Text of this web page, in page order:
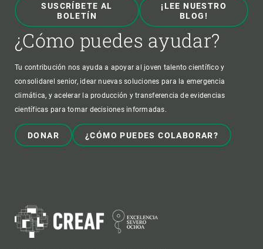
SUSCRÍBETE AL
BOLETÍN
¡LEE NUESTRO
BLOG!
¿Cómo puedes ayudar?
Tu contribución nos ayuda a apoyar al joven talento científico y
consolidarel senior, idear nuevas soluciones para la emergencia
climática, y acelerar la producción y transferencia de evidencias
científicas para tomar decisiones informadas.
DONAR ¿CÓMO PUEDES COLABORAR?